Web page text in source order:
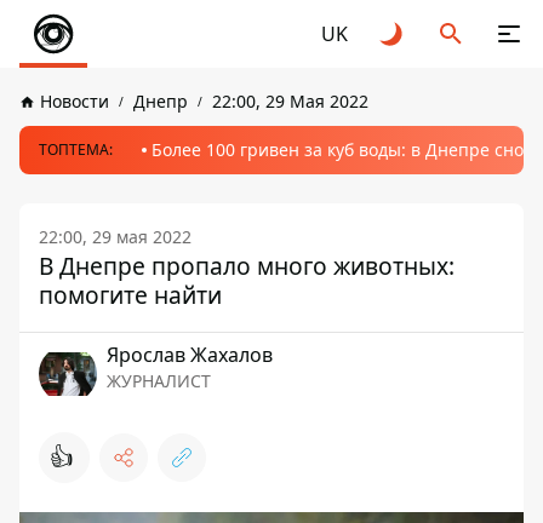
UK
Новости Днепр 22:00, 29 Мая 2022
ТОПТЕМА: Более 100 гривен за куб воды: в Днепре
22:00, 29 мая 2022
В Днепре пропало много животных:
помогите найти
Ярослав Жахалов
ЖУРНАЛИСТ
👍